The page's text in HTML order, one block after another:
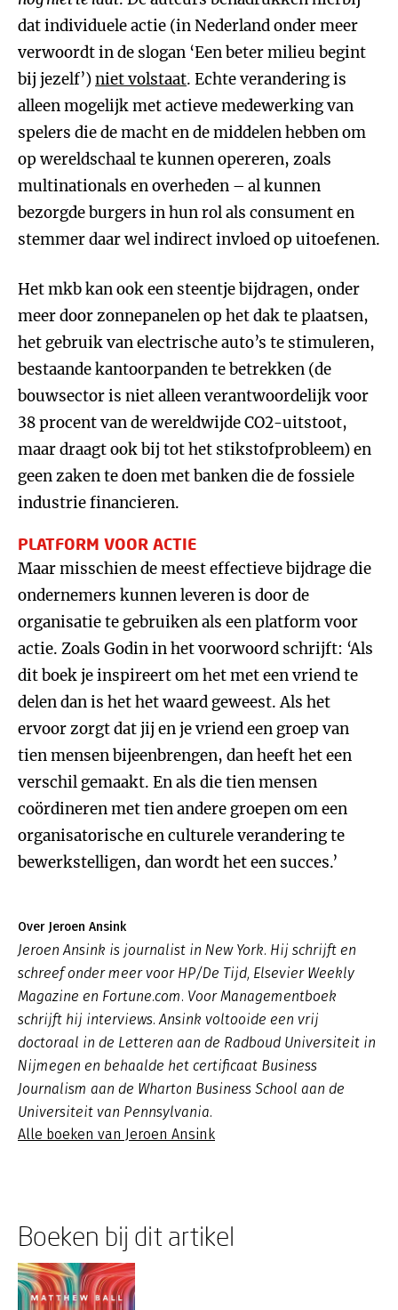
dat individuele actie (in Nederland onder meer
verwoordt in de slogan ‘Een beter milieu begint
bij jezelf’)niet volstaat. Echte verandering is
alleen mogelijk met actieve medewerking van
spelers die de macht en de middelen hebben om
op wereldschaal te kunnen opereren, zoals
multinationals en overheden – al kunnen
bezorgde burgers in hun rol als consument en
stemmer daar wel indirect invloed op uitoefenen.
Het mkb kan ook een steentje bijdragen, onder
meer door zonnepanelen op het dak te plaatsen,
het gebruik van electrische auto’s te stimuleren,
bestaande kantoorpanden te betrekken (de
bouwsector is niet alleen verantwoordelijk voor
38 procent van de wereldwijde CO2-uitstoot,
maar draagt ook bij tot het stikstofprobleem) en
geen zaken te doen met banken die de fossiele
industrie financieren.
PLATFORM VOOR ACTIE
Maar misschien de meest effectieve bijdrage die
ondernemers kunnen leveren is door de
organisatie te gebruiken als een platform voor
actie. Zoals Godin in het voorwoord schrijft: ‘Als
dit boek je inspireert om het met een vriend te
delen dan is het het waard geweest. Als het
ervoor zorgt dat jij en je vriend een groep van
tien mensen bijeenbrengen, dan heeft het een
verschil gemaakt. En als die tien mensen
coördineren met tien andere groepen om een
organisatorische en culturele verandering te
bewerkstelligen, dan wordt het een succes.’
Over Jeroen Ansink
Jeroen Ansink is journalist in New York. Hij schrijft en
schreef onder meer voor HP/De Tijd, Elsevier Weekly
Magazine en Fortune.com. Voor Managementboek
schrijft hij interviews. Ansink voltooide een vrij
doctoraal in de Letteren aan de Radboud Universiteit in
Nijmegen en behaalde het certificaat Business
Journalism aan de Wharton Business School aan de
Universiteit van Pennsylvania.
Alle boeken van Jeroen Ansink
Boeken bij dit artikel